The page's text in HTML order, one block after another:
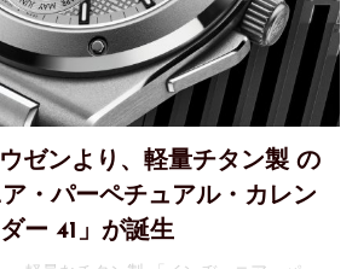
ゼンより、軽量チタン製 の
ア・パーペチュアル・カレン
ダー 41」が誕生